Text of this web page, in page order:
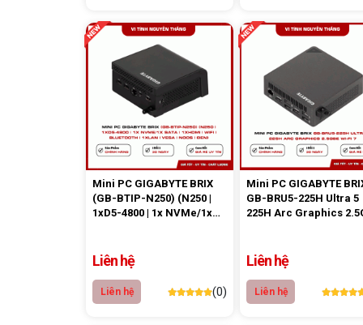
Mini PC GIGABYTE BRIX
(GB-BTIP-N250) (N250 |
1xD5-4800 | 1x NVMe/1x
NoOS | ĐEN)
Liên hệ
Liên hệ (0)
Mini PC GIGABYTE
GB-BRU5-225H Ultra 5
225H Arc Graphics
Liên hệ
Liên hệ